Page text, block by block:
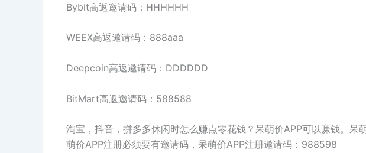
Bybit高返邀请码：HHHHHH
WEEX高返邀请码：888aaa
Deepcoin高返邀请码：DDDDDD
BitMart高返邀请码：588588
淘宝，抖音，拼多多休闲时怎么赚点零花钱？呆萌价APP可以赚钱。
萌价APP注册必须要有邀请码，呆萌价APP注册邀请码：988598